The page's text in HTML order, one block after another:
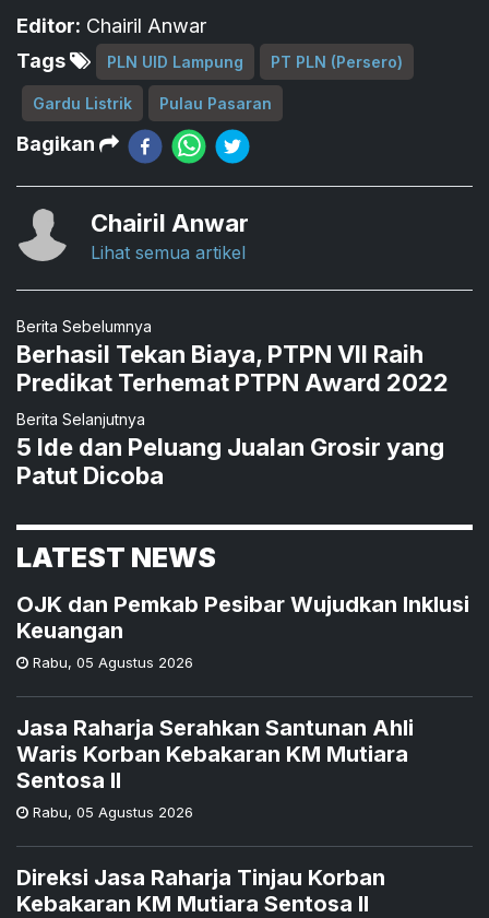
Editor: Chairil Anwar
Tags
PLN UID Lampung PT PLN (Persero)
Gardu Listrik Pulau Pasaran
Bagikan
Chairil Anwar
Lihat semua artikel
Berita Sebelumnya
Berhasil Tekan Biaya, PTPN VII Raih
Predikat Terhemat PTPN Award 2022
Berita Selanjutnya
5 Ide dan Peluang Jualan Grosir yang
Patut Dicoba
LATEST NEWS
OJK dan Pemkab Pesibar Wujudkan Inklusi
Keuangan
Rabu, 05 Agustus 2026
Jasa Raharja Serahkan Santunan Ahli
Waris Korban Kebakaran KM Mutiara
Sentosa II
Rabu, 05 Agustus 2026
Direksi Jasa Raharja Tinjau Korban
Kebakaran KM Mutiara Sentosa II